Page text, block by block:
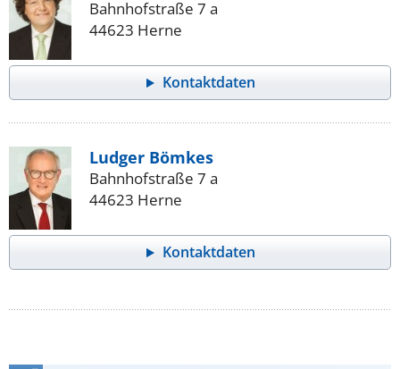
Bahnhofstraße 7 a
44623 Herne
Kontaktdaten
Ludger Bömkes
Bahnhofstraße 7 a
44623 Herne
Kontaktdaten